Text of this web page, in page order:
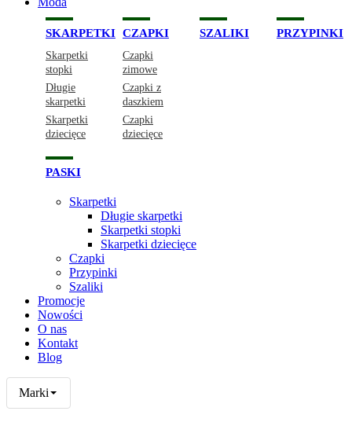
SKARPETKI
Skarpetki
stopki
Długie
skarpetki
Skarpetki
dziecięce
CZAPKI
Czapki
zimowe
Czapki z
daszkiem
Czapki
dziecięce
SZALIKI PRZYPINKI
PASKI
Skarpetki
Długie skarpetki
Skarpetki stopki
Skarpetki dziecięce
Czapki
Przypinki
Szaliki
Promocje
Nowości
O nas
Kontakt
Blog
Marki